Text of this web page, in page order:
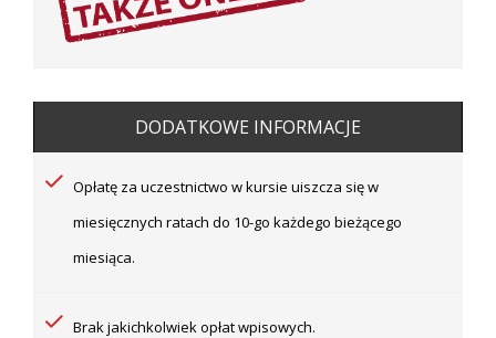
DODATKOWE INFORMACJE
Opłatę za uczestnictwo w kursie uiszcza się w
miesięcznych ratach do 10-go każdego bieżącego
miesiąca.
Brak jakichkolwiek opłat wpisowych.